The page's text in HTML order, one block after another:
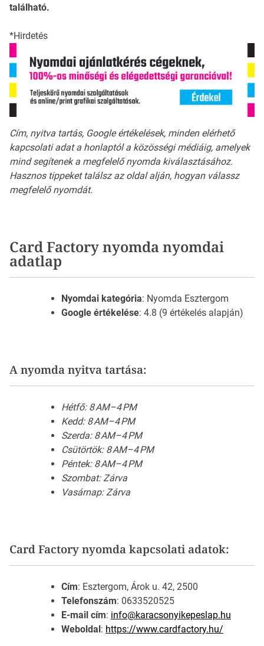
található.
*Hirdetés
Cím, nyitva tartás, Google értékelések, minden elérhető
kapcsolati adat a honlaptól a közösségi médiáig, amelyek
mind segítenek a megfelelő nyomda kiválasztásához.
Hasznos tippeket találsz az oldal alján, hogyan válassz
megfelelő nyomdát.
Card Factory nyomda nyomdai
adatlap
Nyomdai kategória: Nyomda Esztergom
Google értékelése: 4.8 (9 értékelés alapján)
A nyomda nyitva tartása:
Hétfő: 8 AM–4 PM
Kedd: 8 AM–4 PM
Szerda: 8 AM–4 PM
Csütörtök: 8 AM–4 PM
Péntek: 8 AM–4 PM
Szombat: Zárva
Vasárnap: Zárva
Card Factory nyomda kapcsolati adatok:
Cím: Esztergom, Árok u. 42, 2500
Telefonszám: 0633520525
E-mail cím: info@karacsonyikepeslap.hu
Weboldal : https://www.cardfactory.hu/